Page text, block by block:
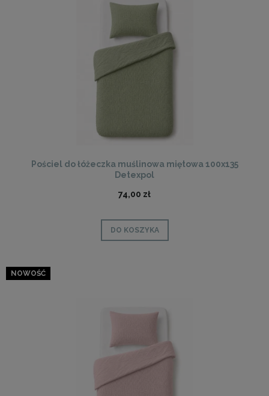
Pościel do łóżeczka muślinowa miętowa 100x135
Detexpol
74,00 zł
DO KOSZYKA
NOWOŚĆ